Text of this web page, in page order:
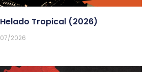
Tropical (2026)
2026